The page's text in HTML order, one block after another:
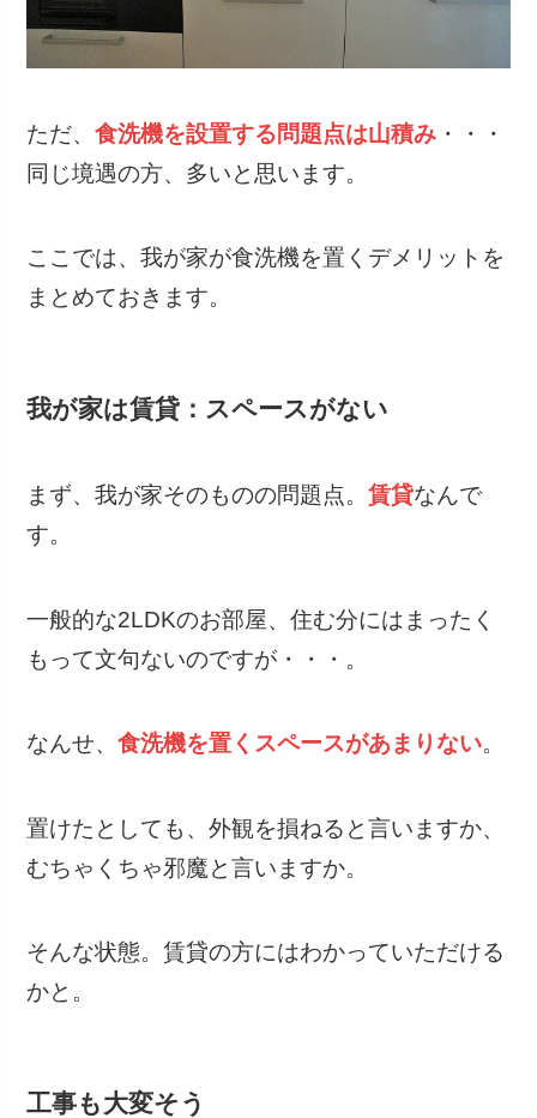
ただ、食洗機を設置する問題点は山積み ・・・
同じ境遇の方、多いと思います。
ここでは、我が家が食洗機を置くデメリットを
まとめておきます。
我が家は賃貸：スペースがない
まず、我が家そのものの問題点。賃貸なんで
す。
一般的な2LDKのお部屋、住む分にはまったく
もって文句ないのですが・・・。
なんせ、食洗機を置くスペースがあまりない。
置けたとしても、外観を損ねると言いますか、
むちゃくちゃ邪魔と言いますか。
そんな状態。賃貸の方にはわかっていただける
かと。
工事も大変そう